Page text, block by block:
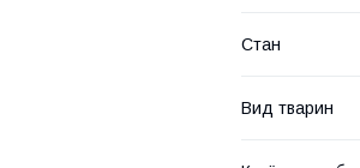
Стан
Вид тварин